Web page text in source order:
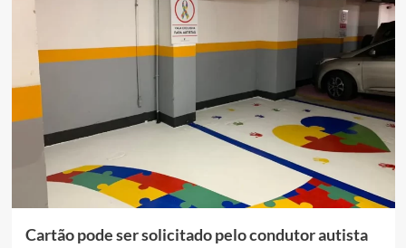
Cartão pode ser solicitado pelo condutor autista